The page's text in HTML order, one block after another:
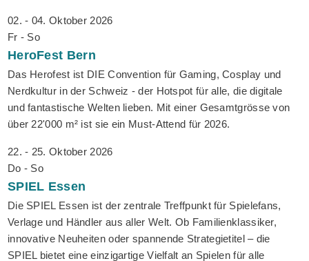
02. - 04. Oktober 2026
Fr - So
HeroFest Bern
Das Herofest ist DIE Convention für Gaming, Cosplay und
Nerdkultur in der Schweiz - der Hotspot für alle, die digitale
und fantastische Welten lieben. Mit einer Gesamtgrösse von
über 22'000 m² ist sie ein Must-Attend für 2026.
22. - 25. Oktober 2026
Do - So
SPIEL Essen
Die SPIEL Essen ist der zentrale Treffpunkt für Spielefans,
Verlage und Händler aus aller Welt. Ob Familienklassiker,
innovative Neuheiten oder spannende Strategietitel – die
SPIEL bietet eine einzigartige Vielfalt an Spielen für alle